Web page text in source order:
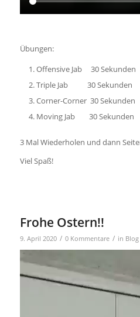
Übungen:
Offensive Jab 30 Sekunden
Triple Jab 30 Sekunden
Corner-Corner 30 Sekunden
Moving Jab 30 Sekunden
3 Mal Wiederholen und dann
Viel Spaß!
Frohe Ostern!!
9. April 2020 / 0 Kommentare / in Blog